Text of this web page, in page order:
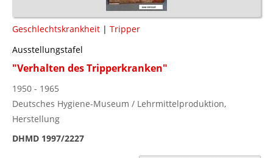
Geschlechtskrankheit | Tripper
Ausstellungstafel
"Verhalten des Tripperkranken"
1950 - 1965
Deutsches Hygiene-Museum / Lehrmittelproduktion,
Herstellung
DHMD 1997/2227